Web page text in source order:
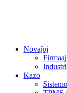
Novaĵoj
Kazo